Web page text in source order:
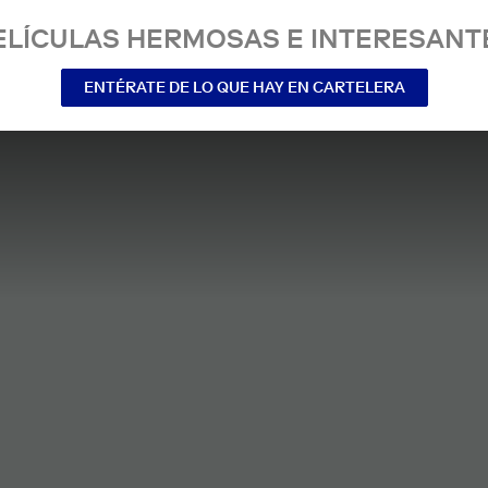
HERMOSAS E
ENTÉRATE DE LO QUE HAY EN CARTELERA